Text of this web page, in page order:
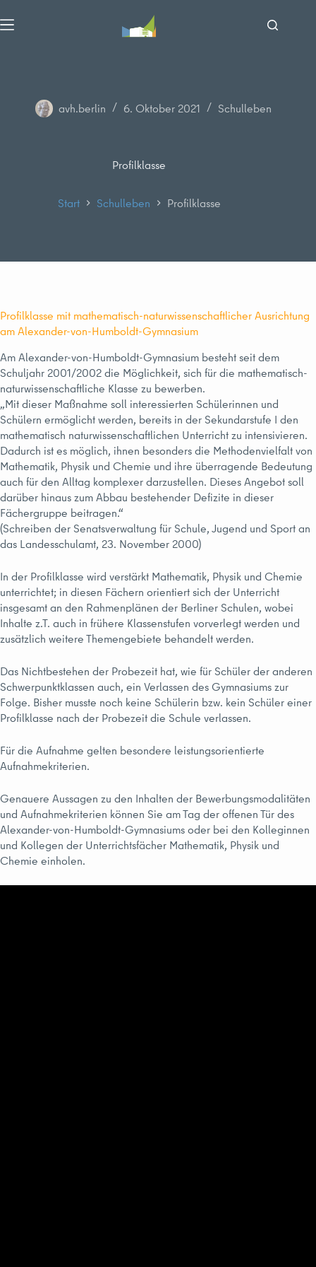
Inhalt
avh.berlin 6. Oktober 2021 Schulleben
Profilklasse
Start Schulleben Profilklasse
Profilklasse mit mathematisch-naturwissenschaftlicher Ausrichtung
am Alexander-von-Humboldt-Gymnasium
Am Alexander-von-Humboldt-Gymnasium besteht seit dem
Schuljahr 2001/2002 die Möglichkeit, sich für die mathematisch-
naturwissenschaftliche Klasse zu bewerben.
„Mit dieser Maßnahme soll interessierten Schülerinnen und
Schülern ermöglicht werden, bereits in der Sekundarstufe I den
mathematisch naturwissenschaftlichen Unterricht zu intensivieren.
Dadurch ist es möglich, ihnen besonders die Methodenvielfalt von
Mathematik, Physik und Chemie und ihre überragende Bedeutung
auch für den Alltag komplexer darzustellen. Dieses Angebot soll
darüber hinaus zum Abbau bestehender Defizite in dieser
Fächergruppe beitragen.“
(Schreiben der Senatsverwaltung für Schule, Jugend und Sport an
das Landesschulamt, 23. November 2000)
In der Profilklasse wird verstärkt Mathematik, Physik und Chemie
unterrichtet; in diesen Fächern orientiert sich der Unterricht
insgesamt an den Rahmenplänen der Berliner Schulen, wobei
Inhalte z.T. auch in frühere Klassenstufen vorverlegt werden und
zusätzlich weitere Themengebiete behandelt werden.
Das Nichtbestehen der Probezeit hat, wie für Schüler der anderen
Schwerpunktklassen auch, ein Verlassen des Gymnasiums zur
Folge. Bisher musste noch keine Schülerin bzw. kein Schüler einer
Profilklasse nach der Probezeit die Schule verlassen.
Für die Aufnahme gelten besondere leistungsorientierte
Aufnahmekriterien.
Genauere Aussagen zu den Inhalten der Bewerbungsmodalitäten
und Aufnahmekriterien können Sie am Tag der offenen Tür des
Alexander-von-Humboldt-Gymnasiums oder bei den Kolleginnen
und Kollegen der Unterrichtsfächer Mathematik, Physik und
Chemie einholen.